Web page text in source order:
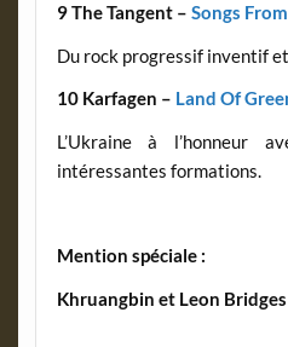
9 The Tangent – Songs
Du rock progressif inventif
10 Karfagen – Land Of
L’Ukraine à l’honneur
intéressantes formations.
Mention spéciale :
Khruangbin et Leon